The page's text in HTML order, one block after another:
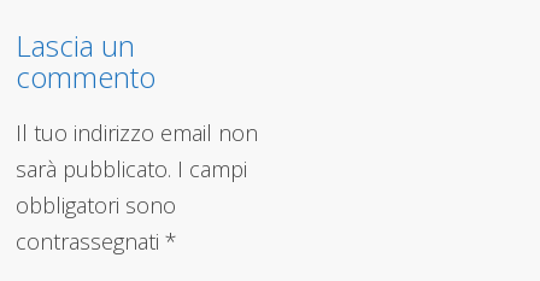
Lascia un
commento
Il tuo indirizzo email non
sarà pubblicato. I campi
obbligatori sono
contrassegnati*